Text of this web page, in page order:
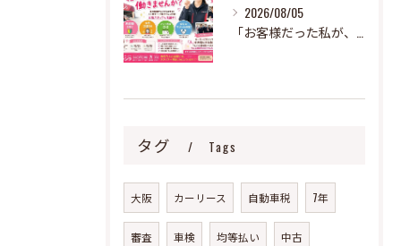
2026/08/05
タグ Tags
大阪 カーリース 自動車税 7年
審査 車検 均等払い 中古